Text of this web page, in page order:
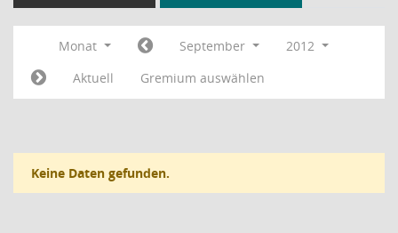
Monat September
2012
Aktuell
Gremium auswählen
Keine Daten gefunden.